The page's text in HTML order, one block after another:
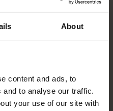
About
content and ads, to
to analyse our traffic.
your use of our site with